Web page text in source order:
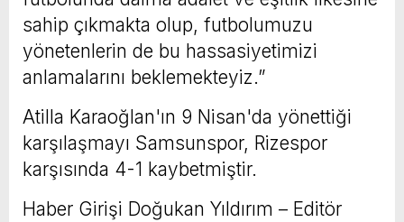
sahip çıkmakta olup, futbolumuzu
yönetenlerin de bu hassasiyetimizi
anlamalarını beklemekteyiz.”
Atilla Karaoğlan'ın 9 Nisan'da yönettiği
karşılaşmayı Samsunspor, Rizespor
karşısında 4-1 kaybetmiştir.
Haber Girişi Doğukan Yıldırım – Editör